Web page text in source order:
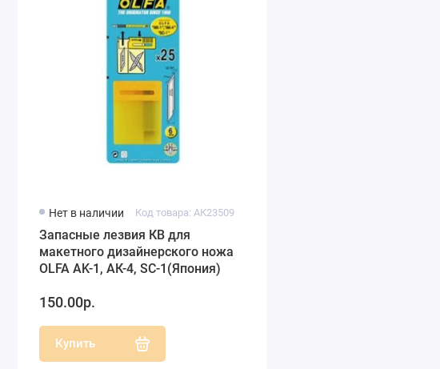
Нет в наличии Код товара: АК23509
Запасные лезвия КВ для
макетного дизайнерского ножа
OLFA AK-1, АК-4, SC-1(Япония)
150.00р.
Купить